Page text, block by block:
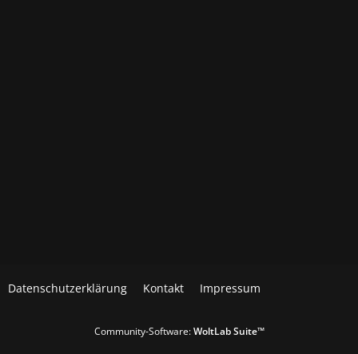
Datenschutzerklärung Kontakt Impressum
Community-Software:WoltLab Suite™